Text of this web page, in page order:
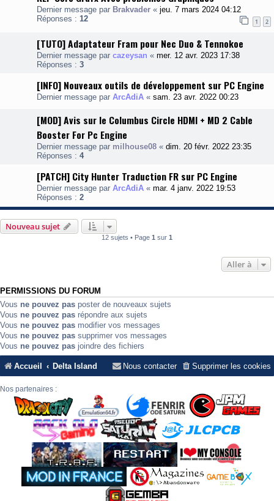
Dernier message par Brakvader « jeu. 7 mars 2024 04:12
Réponses : 12 1 2
[TUTO] Adaptateur Fram pour Nec Duo & Tennokoe
Dernier message par cazeysan « mer. 12 avr. 2023 17:38
Réponses : 3
[INFO] Nouveaux outils de développement sur PC Engine
Dernier message par ArcAdiA « sam. 23 avr. 2022 00:23
[MOD] Avis sur le Columbus Circle HDMI + MD 2 Cable
Booster For Pc Engine
Dernier message par milhouse08 « dim. 20 févr. 2022 23:35
Réponses : 4
[PATCH] City Hunter Traduction FR sur PC Engine
Dernier message par ArcAdiA « mar. 4 janv. 2022 19:53
Réponses : 2
Nouveau sujet
12 sujets • Page 1 sur 1
Aller à
PERMISSIONS DU FORUM
Vous ne pouvez pas poster de nouveaux sujets
Vous ne pouvez pas répondre aux sujets
Vous ne pouvez pas modifier vos messages
Vous ne pouvez pas supprimer vos messages
Vous ne pouvez pas joindre des fichiers
Accueil Delta Island Supprimer les cookies
Nous contacter
Nos partenaires :